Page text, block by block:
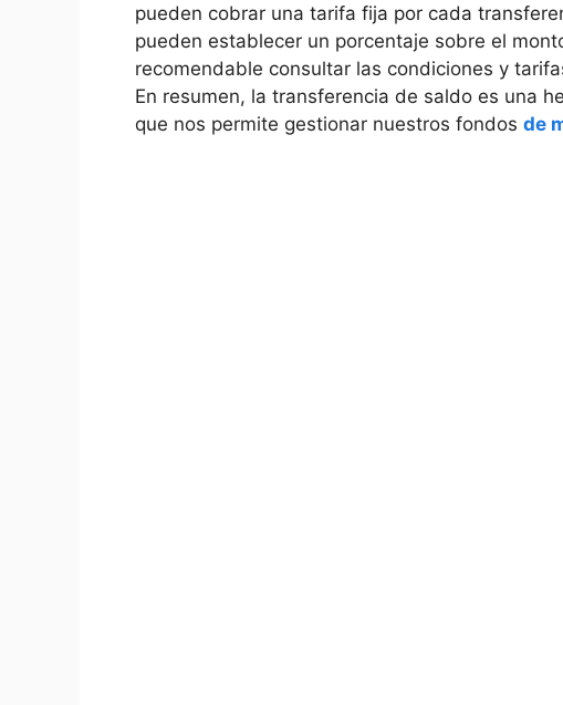
pueden cobrar una tarifa fija por cada
pueden establecer un porcentaje sobre el
recomendable consultar las condiciones y
En resumen, la transferencia de saldo es una
que nos permite gestionar nuestros fondos de